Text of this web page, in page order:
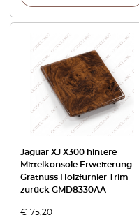
Jaguar XJ X300 hintere
Mittelkonsole Erweiterung
Gratnuss Holzfurnier Trim
zurück GMD8330AA
€175,20